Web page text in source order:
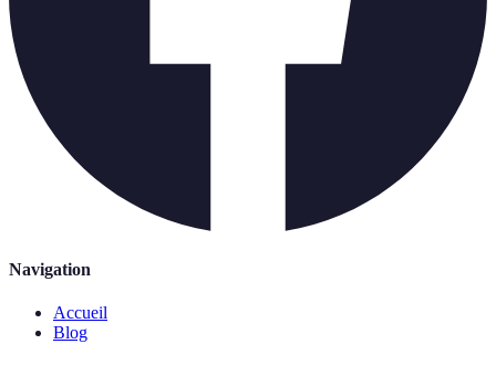
Navigation
Accueil
Blog